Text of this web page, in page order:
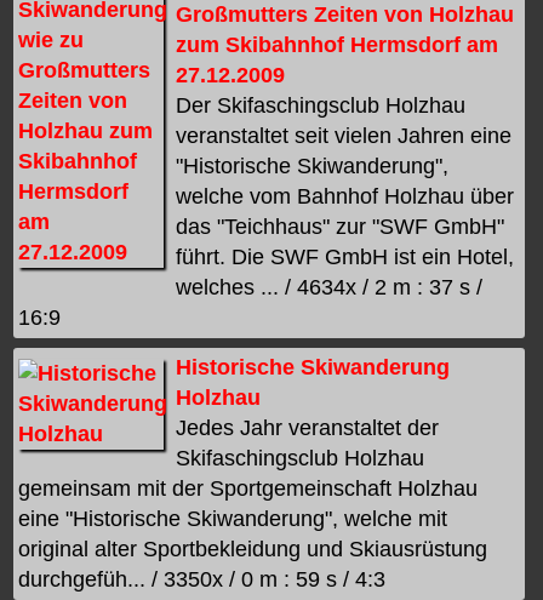
Großmutters Zeiten von Holzhau
zum Skibahnhof Hermsdorf am
27.12.2009
Der Skifaschingsclub Holzhau
veranstaltet seit vielen Jahren eine
"Historische Skiwanderung",
welche vom Bahnhof Holzhau über
das "Teichhaus" zur "SWF GmbH"
führt. Die SWF GmbH ist ein Hotel,
welches ... / 4634x / 2 m : 37 s /
16:9
Historische Skiwanderung
Holzhau
Jedes Jahr veranstaltet der
Skifaschingsclub Holzhau
gemeinsam mit der Sportgemeinschaft Holzhau
eine "Historische Skiwanderung", welche mit
original alter Sportbekleidung und Skiausrüstung
durchgefüh... / 3350x / 0 m : 59 s / 4:3